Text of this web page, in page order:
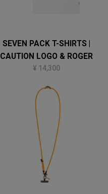
SEVEN PACK T-SHIRTS |
CAUTION LOGO & ROGER
¥ 14,300